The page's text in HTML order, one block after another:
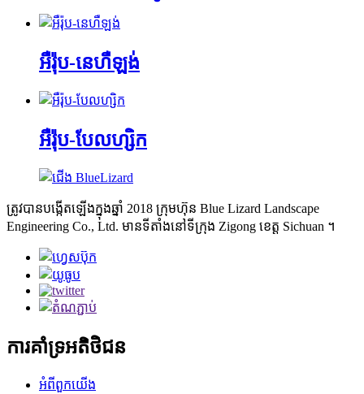
អឺរ៉ុប-នេហឺឡង់
អឺរ៉ុប-បែលហ្សិក
ត្រូវបានបង្កើតឡើងក្នុងឆ្នាំ 2018 ក្រុមហ៊ុន Blue Lizard Landscape
Engineering Co., Ltd. មានទីតាំងនៅទីក្រុង Zigong ខេត្ត Sichuan ។
ការគាំទ្រអតិថិជន
អំពីពួកយើង